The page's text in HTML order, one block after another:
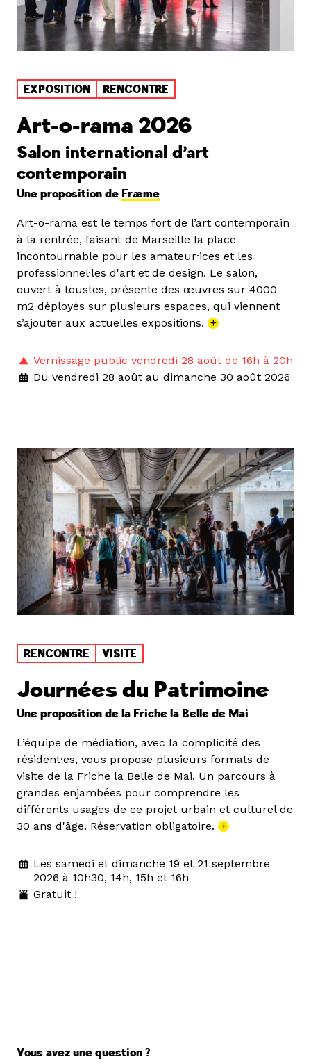
EXPOSITION RENCONTRE
Art-o-rama 2026
Salon international d’art
contemporain
Une proposition de Fræme
Art-o-rama est le temps fort de l’art contemporain
à la rentrée, faisant de Marseille la place
incontournable pour les amateur·ices et les
professionnel·les d'art et de design. Le salon,
ouvert à toustes, présente des œuvres sur 4000
m2 déployés sur plusieurs espaces, qui viennent
s’ajouter aux actuelles expositions. +
Vernissage public vendredi 28 août de 16h à 20h
Du vendredi 28 août au dimanche 30 août 2026
RENCONTRE VISITE
Journées du Patrimoine
Une proposition de la Friche la Belle de Mai
L’équipe de médiation, avec la complicité des
résident·es, vous propose plusieurs formats de
visite de la Friche la Belle de Mai. Un parcours à
grandes enjambées pour comprendre les
différents usages de ce projet urbain et culturel de
30 ans d'âge. Réservation obligatoire. +
Les samedi et dimanche 19 et 21 septembre
2026 à 10h30, 14h, 15h et 16h
Gratuit !
Vous avez une question ?